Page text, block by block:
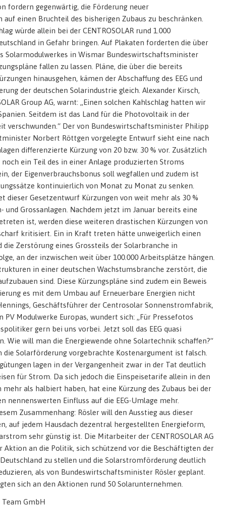
fordern gegenwärtig, die Förderung neuer
auf einen Bruchteil des bisherigen Zubaus zu beschränken.
würde allein bei der CENTROSOLAR rund 1.000
in Gefahr bringen. Auf Plakaten forderten die über
Solarmodulwerkes in Wismar Bundeswirtschaftsminister
fallen zu lassen. Pläne, die über die bereits
hinausgehen, kämen der Abschaffung des EEG und
der deutschen Solarindustrie gleich. Alexander Kirsch,
Group AG, warnt: „Einen solchen Kahlschlag hatten wir
Seitdem ist das Land für die Photovoltaik in der
verschwunden.“ Der von Bundeswirtschaftsminister Philipp
Norbert Röttgen vorgelegte Entwurf sieht eine nach
differenzierte Kürzung von 20 bzw. 30 % vor. Zusätzlich
ein Teil des in einer Anlage produzierten Stroms
der Eigenverbrauchsbonus soll wegfallen und zudem ist
kontinuierlich von Monat zu Monat zu senken.
dieser Gesetzentwurf Kürzungen von weit mehr als 30 %
und Grossanlagen. Nachdem jetzt im Januar bereits eine
ist, werden diese weiteren drastischen Kürzungen von
kritisiert. Ein in Kraft treten hätte unweigerlich einen
die Zerstörung eines Grossteils der Solarbranche in
an der inzwischen weit über 100.000 Arbeitsplätze hängen.
in einer deutschen Wachstumsbranche zerstört, die
sind. Diese Kürzungspläne sind zudem ein Beweis
es mit dem Umbau auf Erneuerbare Energien nicht
Geschäftsführer der Centrosolar Sonnenstromfabrik,
PV Modulwerke Europas, wundert sich: „Für Pressefotos
gern bei uns vorbei. Jetzt soll das EEG quasi
Wie will man die Energiewende ohne Solartechnik schaffen?“
die Solarförderung vorgebrachte Kostenargument ist falsch.
lagen in der Vergangenheit zwar in der Tat deutlich
für Strom. Da sich jedoch die Einspeisetarife allein in den
als halbiert haben, hat eine Kürzung des Zubaus bei der
nennenswerten Einfluss auf die EEG-Umlage mehr.
Zusammenhang: Rösler will den Ausstieg aus dieser
auf jedem Hausdach dezentral hergestellten Energieform,
sehr günstig ist. Die Mitarbeiter der CENTROSOLAR AG
Aktion an die Politik, sich schützend vor die Beschäftigten der
zu stellen und die Solarstromförderung deutlich
als von Bundeswirtschaftsminister Rösler geplant.
sich an den Aktionen rund 50 Solarunternehmen.
Team GmbH